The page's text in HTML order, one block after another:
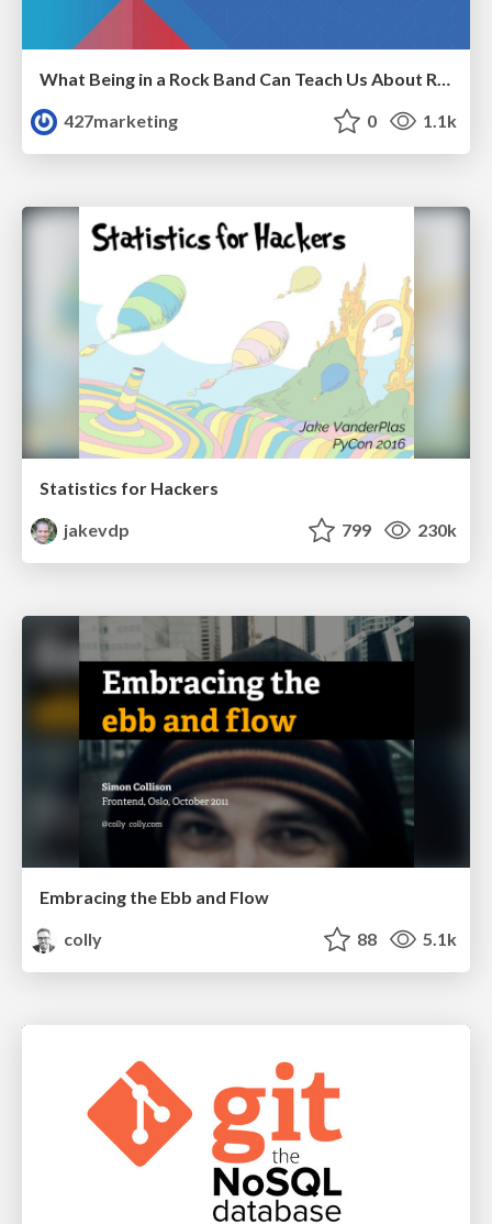
427marketing
0 1.1k
Statistics for Hackers
jakevdp
799 230k
Embracing the Ebb and Flow
colly
88 5.1k